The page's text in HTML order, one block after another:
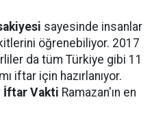
sayesinde insanlar
öğrenebiliyor. 2017
da tüm Türkiye gibi 11
iftar için hazırlanıyor.
İftar Vakti Ramazan'ın en